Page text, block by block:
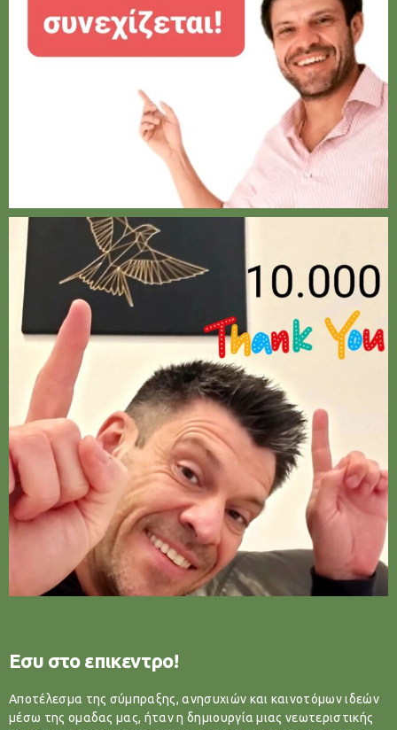
Εσυ στο επικεντρο!
Αποτέλεσμα της σύμπραξης, ανησυχιών και καινοτόμων ιδεών
μέσω της ομαδας μας, ήταν η δημιουργία μιας νεωτεριστικής